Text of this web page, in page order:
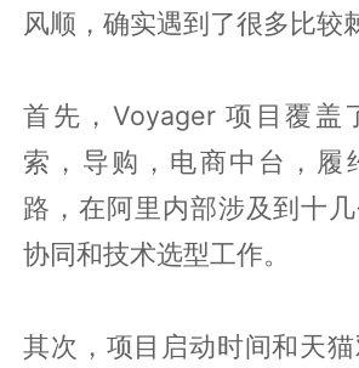
风顺，确实遇到了很多比较
首先，Voyager 项目覆盖
索，导购，电商中台，履
路，在阿里内部涉及到十
协同和技术选型工作。
其次，项目启动时间和天猫